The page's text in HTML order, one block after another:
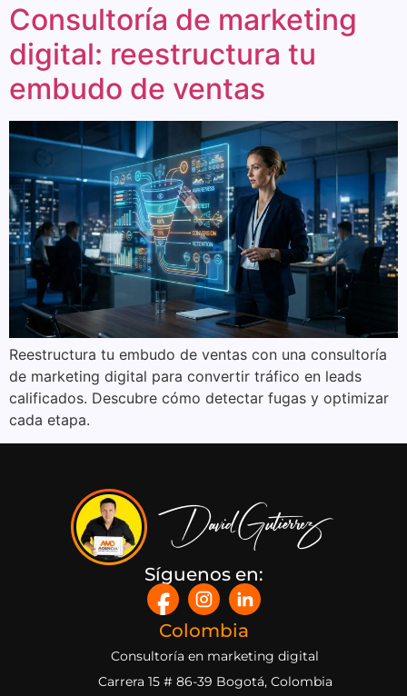
Consultoría de marketing
digital: reestructura tu
embudo de ventas
Reestructura tu embudo de ventas con una consultoría
de marketing digital para convertir tráfico en leads
calificados. Descubre cómo detectar fugas y optimizar
cada etapa.
Síguenos en:
Colombia
Consultoría en marketing digital
Carrera 15 # 86-39 Bogotá, Colombia